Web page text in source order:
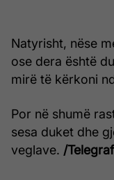
Natyrisht, nëse
ose dera është
mirë të kërkoni
Por në shumë
sesa duket dhe
veglave. /